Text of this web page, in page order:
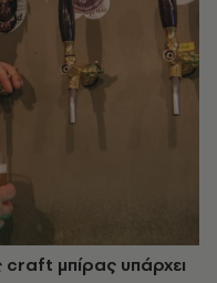
μπίρας υπάρχει